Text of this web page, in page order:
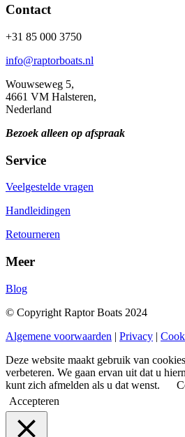
Contact
+31 85 000 3750
info@raptorboats.nl
Wouwseweg 5,
4661 VM Halsteren,
Nederland
Bezoek alleen op afspraak
Service
Veelgestelde vragen
Handleidingen
Retourneren
Meer
Blog
© Copyright Raptor Boats 2024
Algemene voorwaarden | Privacy |
Deze website maakt gebruik van
verbeteren. We gaan ervan uit dat u
kunt zich afmelden als u dat wenst.
Accepteren